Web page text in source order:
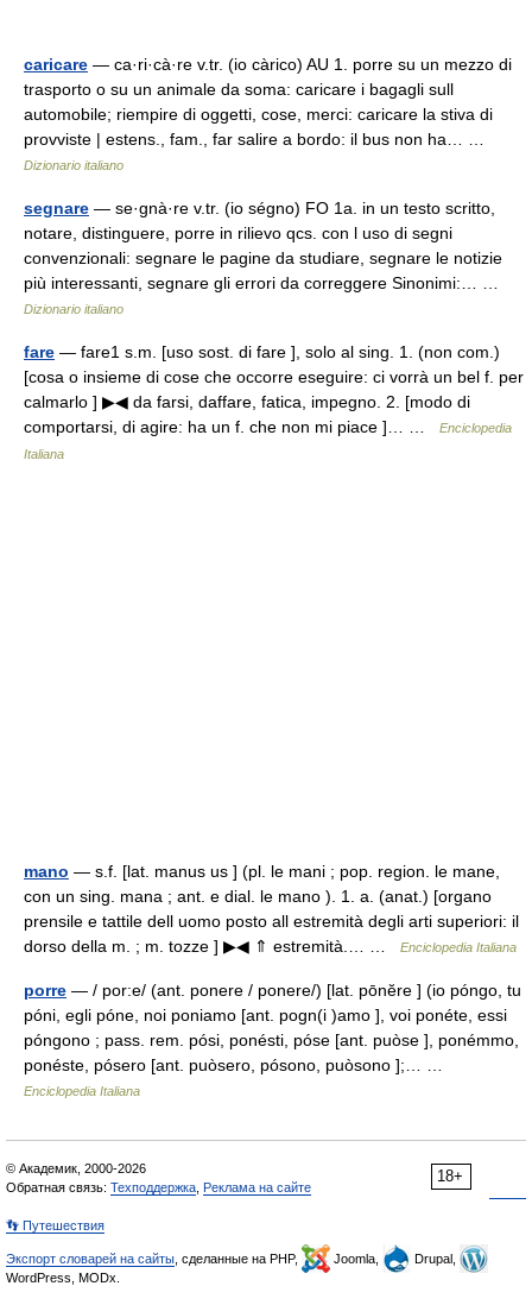
caricare — ca·ri·cà·re v.tr. (io càrico) AU 1. porre su un mezzo di
trasporto o su un animale da soma: caricare i bagagli sull
automobile; riempire di oggetti, cose, merci: caricare la stiva di
provviste | estens., fam., far salire a bordo: il bus non ha… …
Dizionario italiano
segnare — se·gnà·re v.tr. (io ségno) FO 1a. in un testo scritto,
notare, distinguere, porre in rilievo qcs. con l uso di segni
convenzionali: segnare le pagine da studiare, segnare le notizie
più interessanti, segnare gli errori da correggere Sinonimi:… …
Dizionario italiano
fare — fare1 s.m. [uso sost. di fare ], solo al sing. 1. (non com.)
[cosa o insieme di cose che occorre eseguire: ci vorrà un bel f. per
calmarlo ] ▶◀ da farsi, daffare, fatica, impegno. 2. [modo di
comportarsi, di agire: ha un f. che non mi piace ]… …
Enciclopedia
Italiana
mano — s.f. [lat. manus us ] (pl. le mani ; pop. region. le mane,
con un sing. mana ; ant. e dial. le mano ). 1. a. (anat.) [organo
prensile e tattile dell uomo posto all estremità degli arti superiori: il
dorso della m. ; m. tozze ] ▶◀ ⇑ estremità.… …
Enciclopedia Italiana
porre — / por:e/ (ant. ponere / ponere/) [lat. pōnĕre ] (io póngo, tu
póni, egli póne, noi poniamo [ant. pogn(i )amo ], voi ponéte, essi
póngono ; pass. rem. pósi, ponésti, póse [ant. puòse ], ponémmo,
ponéste, pósero [ant. puòsero, pósono, puòsono ];… …
Enciclopedia Italiana
18+
© Академик, 2000-2026
Обратная связь: Техподдержка Реклама на сайте
👣 Путешествия
Экспорт словарей на сайты , сделанные на PHP, Joomla,
Drupal,
WordPress, MODx.